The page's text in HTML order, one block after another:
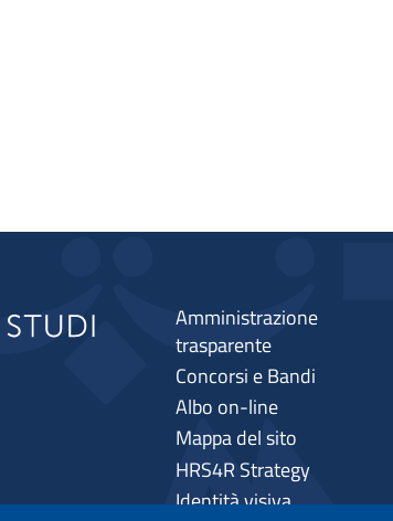
Amministrazione
trasparente
Concorsi e Bandi
Albo on-line
Mappa del sito
HRS4R Strategy
Identità visiva